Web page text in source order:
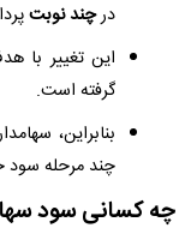
درچند نوبت
این تغییر با
گرفته است.
بنابراین،
چند مرحله سود
چه کسانی سود